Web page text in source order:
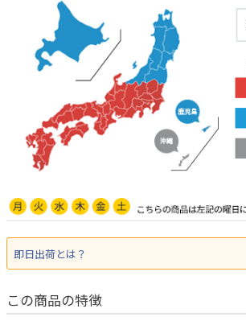
即日出荷とは？
この商品の特徴